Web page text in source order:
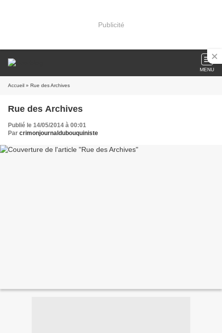
Publicité
MENU
Accueil » Rue des Archives
Rue des Archives
Publié le 14/05/2014 à 00:01
Par crimonjournaldubouquiniste